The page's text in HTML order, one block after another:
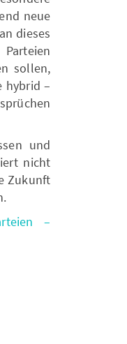
neue
dieses
sollen,
hybrid –
und
nicht
Zukunft
–